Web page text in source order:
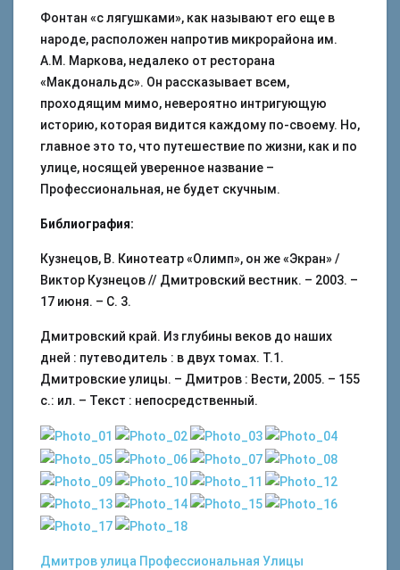
Фонтан «с лягушками», как называют его еще в
народе, расположен напротив микрорайона им.
А.М. Маркова, недалеко от ресторана
«Макдональдс». Он рассказывает всем,
проходящим мимо, невероятно интригующую
историю, которая видится каждому по-своему. Но,
главное это то, что путешествие по жизни, как и по
улице, носящей уверенное название –
Профессиональная, не будет скучным.
Библиография:
Кузнецов, В. Кинотеатр «Олимп», он же «Экран» /
Виктор Кузнецов // Дмитровский вестник. – 2003. –
17 июня. – С. 3.
Дмитровский край. Из глубины веков до наших
дней : путеводитель : в двух томах. Т.1.
Дмитровские улицы. – Дмитров : Вести, 2005. – 155
с.: ил. – Текст : непосредственный.
Дмитровулица Профессиональная Улицы